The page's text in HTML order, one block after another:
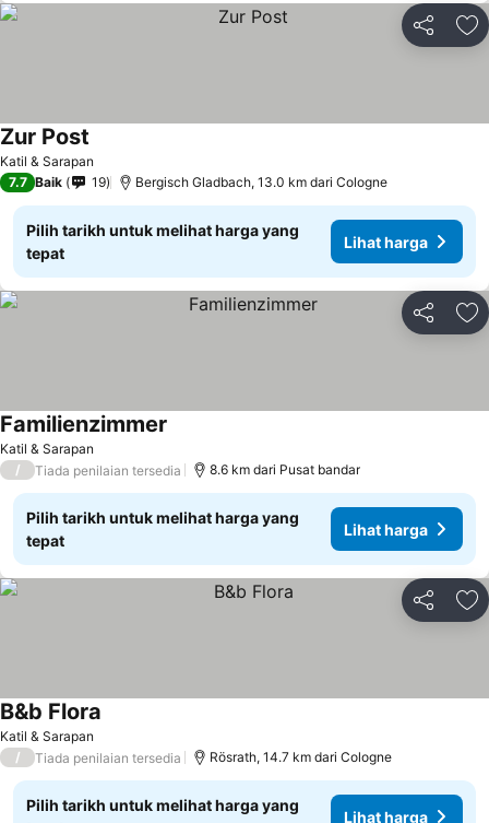
Kongsi
Katil & Sarapan
Zur Post
7.7 Baik 19 Bergisch Gladbach, 13.0 km dari Cologne
Pilih tarikh untuk melihat harga yang
tepat
Lihat harga
Kongsi
Katil & Sarapan
Familienzimmer
/ Tiada penilaian tersedia 8.6 km dari Pusat bandar
Pilih tarikh untuk melihat harga yang
tepat
Lihat harga
Kongsi
Katil & Sarapan
B&b Flora
/ Tiada penilaian tersedia Rösrath, 14.7 km dari Cologne
Pilih tarikh untuk melihat harga yang
Lihat harga